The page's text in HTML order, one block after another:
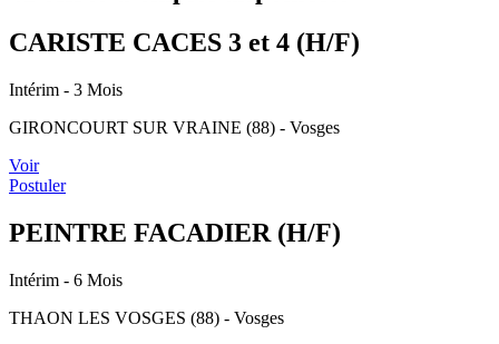
CARISTE CACES 3 et 4 (H/F)
Intérim - 3 Mois
GIRONCOURT SUR VRAINE (88) - Vosges
Voir
Postuler
PEINTRE FACADIER (H/F)
Intérim - 6 Mois
THAON LES VOSGES (88) - Vosges